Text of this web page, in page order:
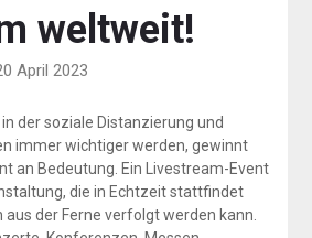
weltweit!
April 2023
der soziale Distanzierung und
immer wichtiger werden, gewinnt
an Bedeutung. Ein Livestream-Event
die in Echtzeit stattfindet
aus der Ferne verfolgt werden kann.